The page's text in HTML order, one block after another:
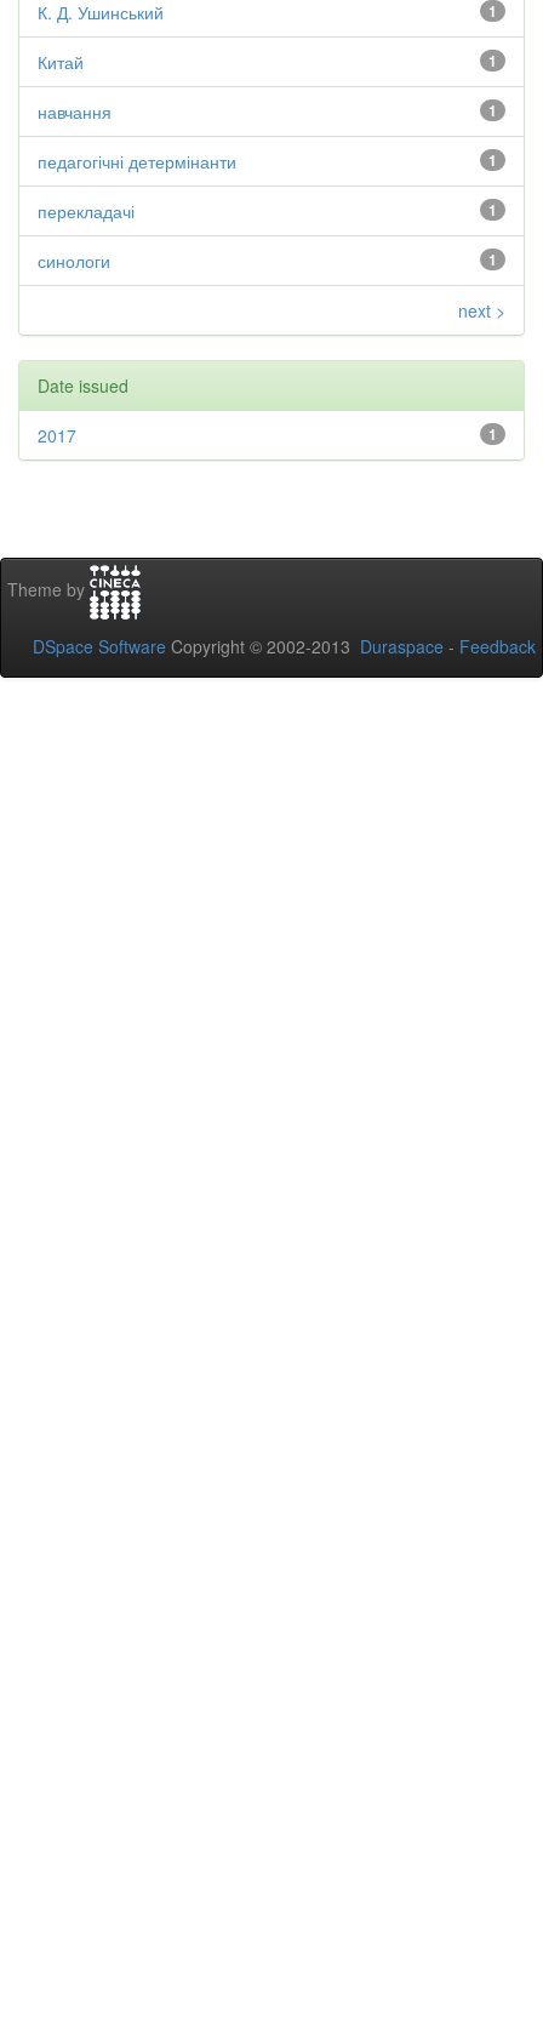
1
К. Д. Ушинський
1
Китай
1
навчання
1
педагогічні детермінанти
1
перекладачі
1
синологи
next >
Date issued
1
2017
Theme by
DSpace Software Copyright © 2002-2013 Duraspace - Feedback